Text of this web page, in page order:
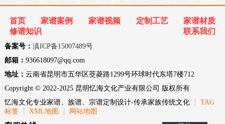
首页 家谱案例 家谱视频 定制工艺
家谱材质
修谱知识
联系我们
备案号： 滇ICP备15007489号
邮箱： 936618097@qq.com
地址： 云南省昆明市五华区茭菱路1299号环球时代东塔7楼712
Copyright © 2022-2025 昆明忆海文化产业有限公司 版权所有
忆海文化专业家谱、族谱、宗谱定制设计-传承家族传统文化
TAG
标签
XML地图 网站地图